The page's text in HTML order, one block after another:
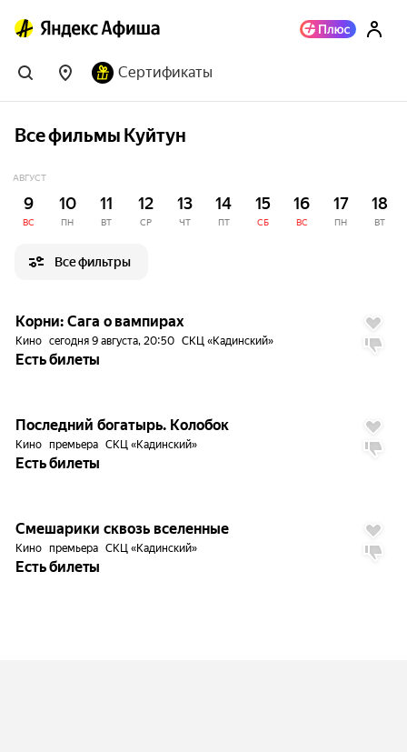
Сертификаты
Все фильмы Куйтун
АВГУСТ
9
ВС
10
ПН
11
ВТ
12
СР
13
ЧТ
14
ПТ
15
СБ
16
ВС
17
ПН
18
ВТ
Все фильтры
Корни: Сага о вампирах
Кино сегодня 9 августа, 20:50 СКЦ «Кадинский»
Есть билеты
2.3
Последний богатырь. Колобок
Кино премьера СКЦ «Кадинский»
Есть билеты
6.0
Смешарики сквозь вселенные
Кино премьера СКЦ «Кадинский»
Есть билеты